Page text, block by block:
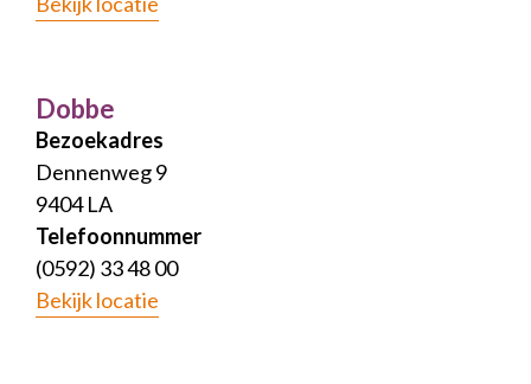
Dobbe
Bezoekadres
Dennenweg 9
9404 LA
Telefoonnummer
(0592) 33 48 00
Bekijk locatie